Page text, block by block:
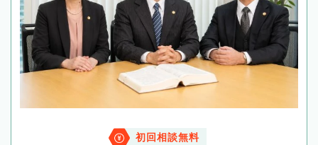
初回相談無料